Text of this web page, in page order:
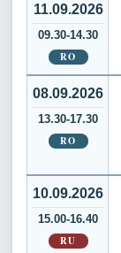
11.09.2026
09.30-14.30
RO
08.09.2026
13.30-17.30
RO
10.09.2026
15.00-16.40
RU